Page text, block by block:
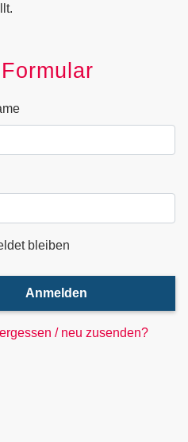
bleiben
Anmelden
/ neu zusenden?